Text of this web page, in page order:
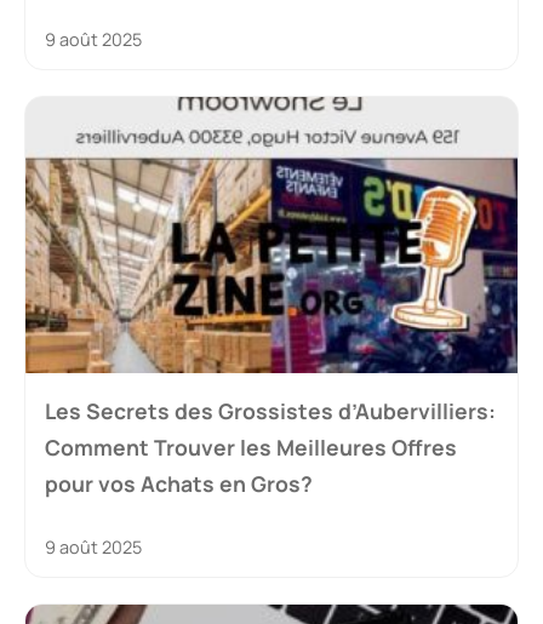
9 août 2025
Les Secrets des Grossistes d’Aubervilliers:
Comment Trouver les Meilleures Offres
pour vos Achats en Gros?
9 août 2025